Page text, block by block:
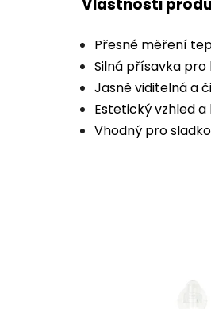
Vlastnosti
Přesné měření
Silná přísavka
Jasně viditelná a
Estetický vzhled
Vhodný pro